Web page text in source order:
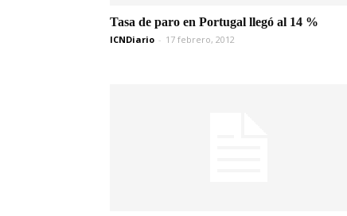
Tasa de paro en Portugal llegó al 14 %
ICNDiario - 17 febrero, 2012